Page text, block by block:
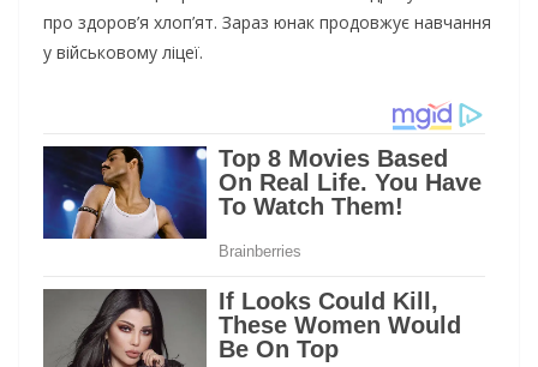
про здоров’я хлоп’ят. Зараз юнак продовжує навчання
у військовому ліцеї.